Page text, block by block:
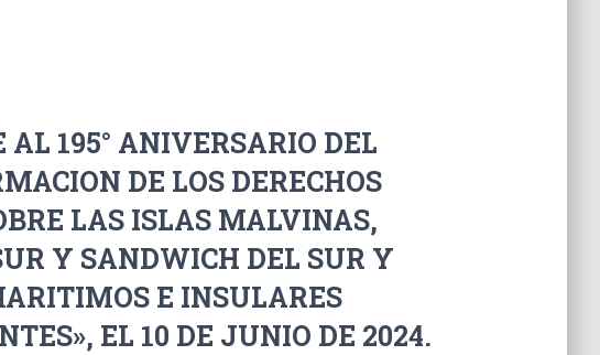
AL 195° ANIVERSARIO DEL
DE LOS DERECHOS
LAS ISLAS MALVINAS,
Y SANDWICH DEL SUR Y
E INSULARES
EL 10 DE JUNIO DE 2024.